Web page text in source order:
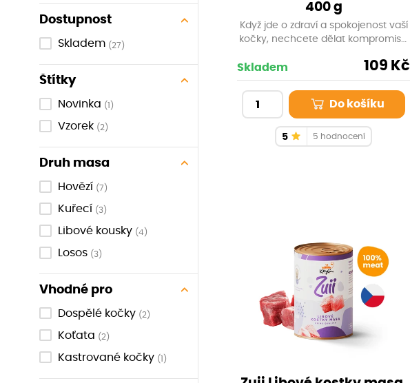
Dostupnost
Skladem (27)
Štítky
Novinka (1)
Vzorek (2)
Druh masa
Hovězí (7)
Kuřecí (3)
Libové kousky (4)
Losos (3)
Vhodné pro
Dospělé kočky (2)
Koťata (2)
Kastrované kočky (1)
400 g
Když jde o zdraví a spokojenost vaší
kočky, nechcete dělat kompromisy.
večeři s Zuii 100% ručně krájenými
kuřecími prsy bez kosti. Sledujte, jak
si pochutnává na každém soustu.
Skladem 109 Kč
Do košíku
5 5 hodnocení